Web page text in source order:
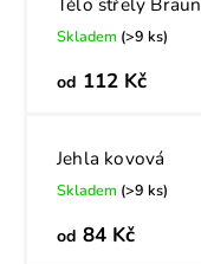
Skladem (>9 ks)
od 112 Kč
Jehla kovová
Skladem (>9 ks)
od 84 Kč